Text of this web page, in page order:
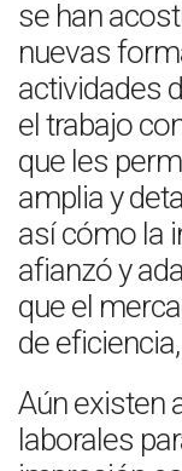
se han
nuevas
actividades
el trabajo
que les
amplia y
así cómo la
afianzó y
que el
de
Aún existen
laborales